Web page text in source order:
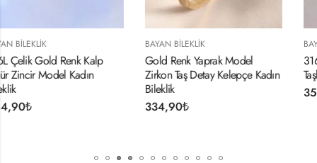
BAYAN BILEKLIK
Gold Renk Yaprak Model
Zirkon Taş Detay Kelepçe Kadın
BAYAN BILEKLIK
316L Çelik Gold Renk
Taşlı Kadın Kelepçe